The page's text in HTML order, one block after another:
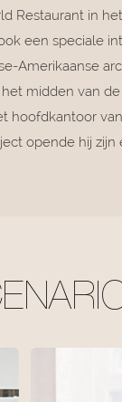
Restaurant in
een speciale
Amerikaanse
midden van
hoofdkantoor
opende hij